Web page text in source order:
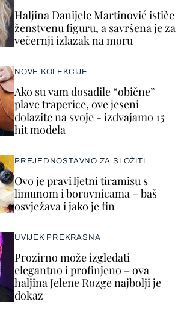
Haljina Danijele Martinović ističe
ženstvenu figuru, a savršena je za
večernji izlazak na moru
NOVE KOLEKCIJE
Ako su vam dosadile “obične”
plave traperice, ove jeseni
dolazite na svoje - izdvajamo 15
hit modela
PREJEDNOSTAVNO ZA SLOŽITI
Ovo je pravi ljetni tiramisu s
limunom i borovnicama – baš
osvježava i jako je fin
UVIJEK PREKRASNA
Prozirno može izgledati
elegantno i profinjeno – ova
haljina Jelene Rozge najbolji je
dokaz